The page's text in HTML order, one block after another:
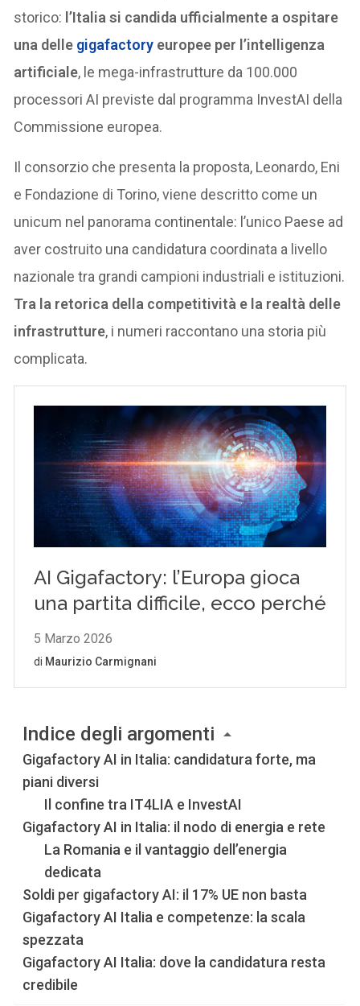
storico: l’Italia si candida ufficialmente a ospitare
una delle gigafactory europee per l’intelligenza
artificiale, le mega-infrastrutture da 100.000
processori AI previste dal programma InvestAI della
Commissione europea.
Il consorzio che presenta la proposta, Leonardo, Eni
e Fondazione di Torino, viene descritto come un
unicum nel panorama continentale: l’unico Paese ad
aver costruito una candidatura coordinata a livello
nazionale tra grandi campioni industriali e istituzioni.
Tra la retorica della competitività e la realtà delle
infrastrutture, i numeri raccontano una storia più
complicata.
Indice degli argomenti
Gigafactory AI in Italia: candidatura forte, ma
piani diversi
Il confine tra IT4LIA e InvestAI
Gigafactory AI in Italia: il nodo di energia e rete
La Romania e il vantaggio dell’energia
dedicata
Soldi per gigafactory AI: il 17% UE non basta
Gigafactory AI Italia e competenze: la scala
spezzata
Gigafactory AI Italia: dove la candidatura resta
credibile